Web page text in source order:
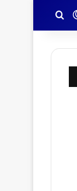
الوضع المظلم
بحث عن